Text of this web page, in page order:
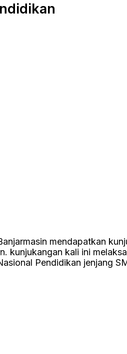
mendapatkan
kunjukangan kali ini
Pendidikan jenjang